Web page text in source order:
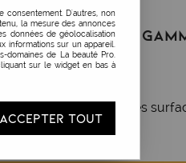
DURE BLANCHE
de travailler des
consentement. D'autres, non
la mesure des annonces
données de géolocalisation
informations sur un appareil.
domaines de La beauté Pro.
sur le widget en bas à
ACCEPTER TOUT